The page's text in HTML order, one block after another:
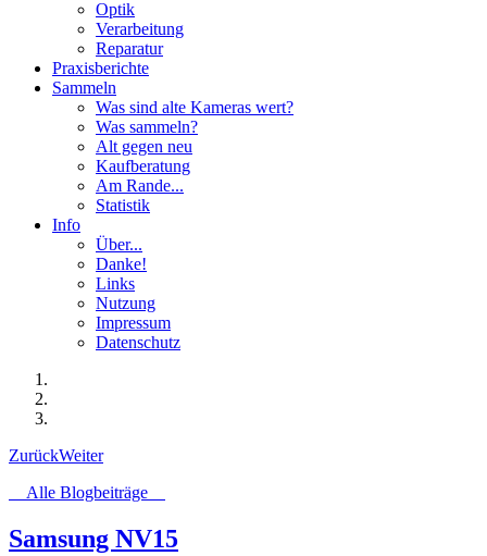
Optik
Verarbeitung
Reparatur
Praxisberichte
Sammeln
Was sind alte Kameras wert?
Was sammeln?
Alt gegen neu
Kaufberatung
Am Rande...
Statistik
Info
Über...
Danke!
Links
Nutzung
Impressum
Datenschutz
ZurückWeiter
Alle Blogbeiträge
Samsung NV15